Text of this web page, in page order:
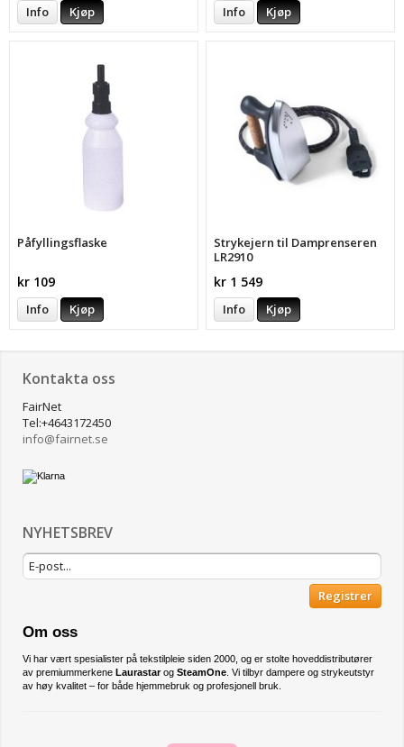
Info Kjøp Info Kjøp
Påfyllingsflaske
kr 109
Info Kjøp
Strykejern til Damprenseren
LR2910
kr 1 549
Info Kjøp
Kontakta oss
FairNet
Tel:+4643172450
info@fairnet.se
NYHETSBREV
Registrer
Om oss
Vi har vært spesialister på tekstilpleie siden 2000, og er stolte hoveddistributører
av premiummerkene Laurastarog SteamOne. Vi tilbyr dampere og strykeutstyr
av høy kvalitet – for både hjemmebruk og profesjonell bruk.